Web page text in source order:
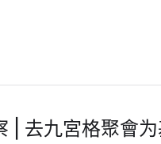
| 去九宮格聚會